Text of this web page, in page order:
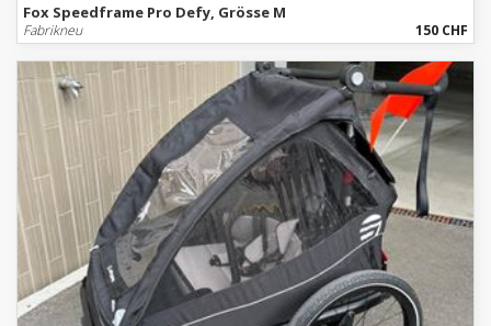
Fox Speedframe Pro Defy, Grösse M
Fabrikneu 150 CHF